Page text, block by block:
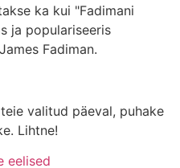
ka kui "Fadimani
ja populariseeris
Fadiman.
valitud päeval, puhake
Lihtne!
eelised